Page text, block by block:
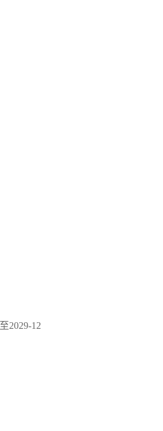
至2029-12